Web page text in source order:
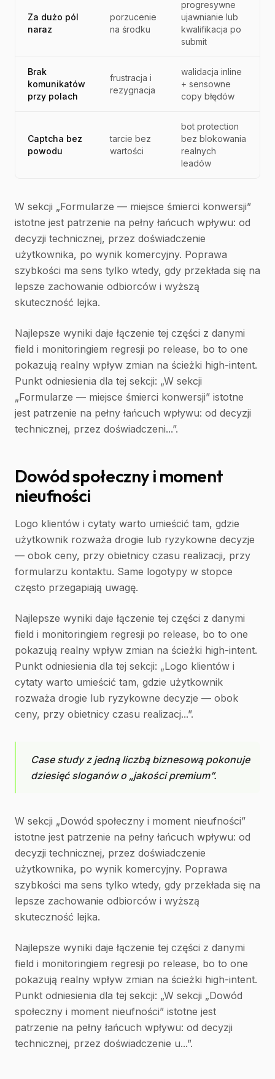
Za dużo pól
naraz
porzucenie
na środku
progresywne
ujawnianie lub
kwalifikacja po
submit
Brak
komunikatów
przy polach
frustracja i
rezygnacja
walidacja inline
+ sensowne
copy błędów
Captcha bez
powodu
tarcie bez
wartości
bot protection
bez blokowania
realnych
leadów
W sekcji „Formularze — miejsce śmierci konwersji”
istotne jest patrzenie na pełny łańcuch wpływu: od
decyzji technicznej, przez doświadczenie
użytkownika, po wynik komercyjny. Poprawa
szybkości ma sens tylko wtedy, gdy przekłada się na
lepsze zachowanie odbiorców i wyższą
skuteczność lejka.
Najlepsze wyniki daje łączenie tej części z danymi
field i monitoringiem regresji po release, bo to one
pokazują realny wpływ zmian na ścieżki high-intent.
Punkt odniesienia dla tej sekcji: „W sekcji
„Formularze — miejsce śmierci konwersji” istotne
jest patrzenie na pełny łańcuch wpływu: od decyzji
technicznej, przez doświadczeni...”.
Dowód społeczny i moment
nieufności
Logo klientów i cytaty warto umieścić tam, gdzie
użytkownik rozważa drogie lub ryzykowne decyzje
— obok ceny, przy obietnicy czasu realizacji, przy
formularzu kontaktu. Same logotypy w stopce
często przegapiają uwagę.
Najlepsze wyniki daje łączenie tej części z danymi
field i monitoringiem regresji po release, bo to one
pokazują realny wpływ zmian na ścieżki high-intent.
Punkt odniesienia dla tej sekcji: „Logo klientów i
cytaty warto umieścić tam, gdzie użytkownik
rozważa drogie lub ryzykowne decyzje — obok
ceny, przy obietnicy czasu realizacj...”.
Case study z jedną liczbą biznesową pokonuje
dziesięć sloganów o „jakości premium”.
W sekcji „Dowód społeczny i moment nieufności”
istotne jest patrzenie na pełny łańcuch wpływu: od
decyzji technicznej, przez doświadczenie
użytkownika, po wynik komercyjny. Poprawa
szybkości ma sens tylko wtedy, gdy przekłada się na
lepsze zachowanie odbiorców i wyższą
skuteczność lejka.
Najlepsze wyniki daje łączenie tej części z danymi
field i monitoringiem regresji po release, bo to one
pokazują realny wpływ zmian na ścieżki high-intent.
Punkt odniesienia dla tej sekcji: „W sekcji „Dowód
społeczny i moment nieufności” istotne jest
patrzenie na pełny łańcuch wpływu: od decyzji
technicznej, przez doświadczenie u...”.